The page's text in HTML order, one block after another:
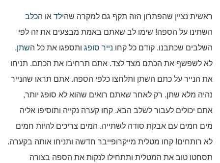
ראשית נציין שהפתרון הזה תקף גם למקרה שהילד או הכלב
השתינו על הספה! שימו לב שאתם באמת מבצעים את זה לפי
השלבים שכתבנו. קודם כל קחו נייר סופג ותספגו את כל השתן.
לא לשפשף את הכתם מצד לצד. אתם תרחיבו את הכתם. תניחו
את הנייר על כתם השתן ותלחצו כלפי הספה. אתם תראו שהנייר
נהיה מלא שתן. רק לאחר שאתם רואים שהוא לא סופג יותר,
אתם יכולים לעבור לשלב הבא. קחו קערה נקייה ותוסיפו אליה
מים חמים עם אבקת סודה לשתייה. המים צריכים להיות חמים
לא רותחים! קחו מטלית מייקרופייבר חדשה ותניחו אותה בקערה.
תסחטו טוב את המטלית ותתחילו לנקות את הספה בצורה